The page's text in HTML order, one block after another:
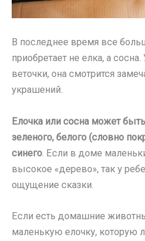
В последнее время все
приобретает не елка, а
веточки, она смотрится
украшений.
Елочка или сосна может
зеленого, белого (словно
синего . Если в доме
высокое «дерево», так у
ощущение сказки.
Если есть домашние
маленькую елочку, которую